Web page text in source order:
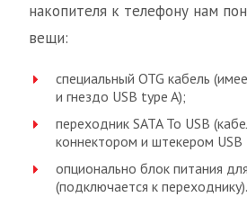
накопителя к телефону нам
вещи:
специальный OTG кабель
и гнездо USB type A);
переходник SATA To USB
коннектором и штекером USB
опционально блок питания
(подключается к переходнику).